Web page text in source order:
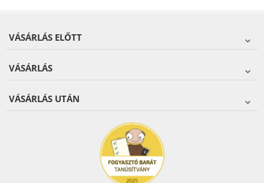
VÁSÁRLÁS ELŐTT
VÁSÁRLÁS
VÁSÁRLÁS UTÁN